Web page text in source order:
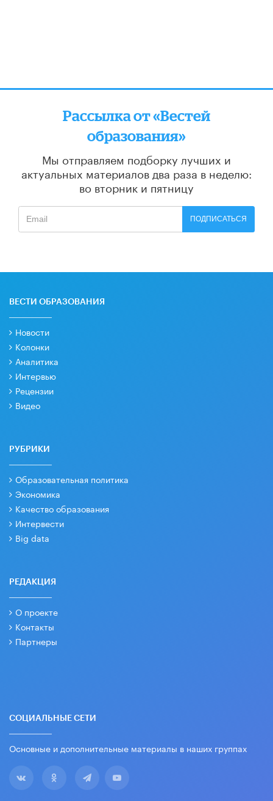
Рассылка от «Вестей
образования»
Мы отправляем подборку лучших и
актуальных материалов два раза в неделю:
во вторник и пятницу
ПОДПИСАТЬСЯ
ВЕСТИ ОБРАЗОВАНИЯ
Новости
Колонки
Аналитика
Интервью
Рецензии
Видео
РУБРИКИ
Образовательная политика
Экономика
Качество образования
Интервести
Big data
РЕДАКЦИЯ
О проекте
Контакты
Партнеры
СОЦИАЛЬНЫЕ СЕТИ
Основные и дополнительные материалы в наших группах